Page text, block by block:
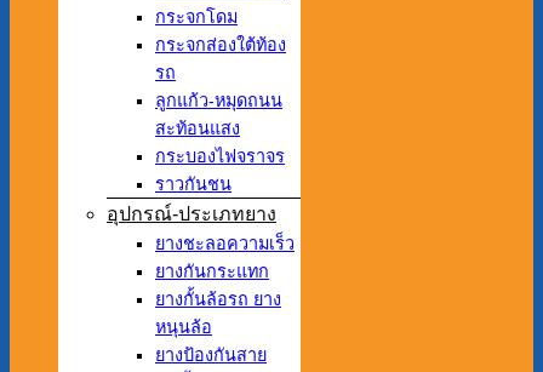
กระจกโดม
กระจกส่องใต้ท้อง
รถ
ลูกแก้ว-หมุดถนน
สะท้อนแสง
กระบองไฟจราจร
ราวกันชน
อุปกรณ์-ประเภทยาง
ยางชะลอความเร็ว
ยางกันกระแทก
ยางกั้นล้อรถ ยาง
หนุนล้อ
ยางป้องกันสาย